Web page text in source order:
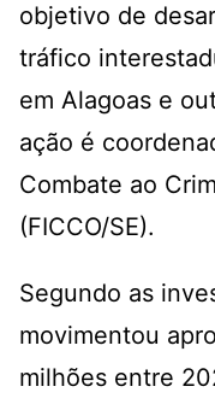
objetivo de
tráfico
em Alagoas e
ação é
Combate ao
(FICCO/SE).
Segundo as
movimentou
milhões entre